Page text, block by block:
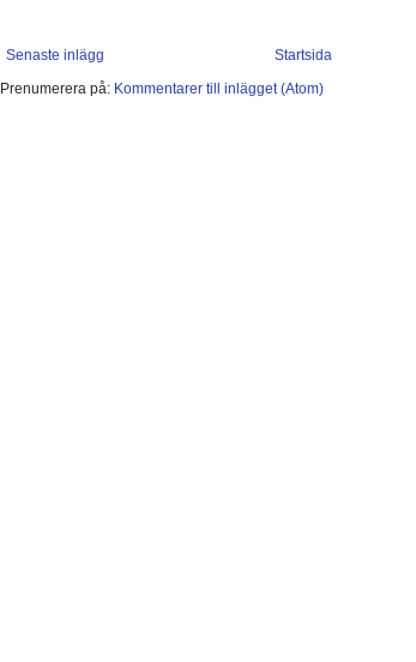
Senaste inlägg
Startsida
Prenumerera på: Kommentarer till inlägget (Atom)